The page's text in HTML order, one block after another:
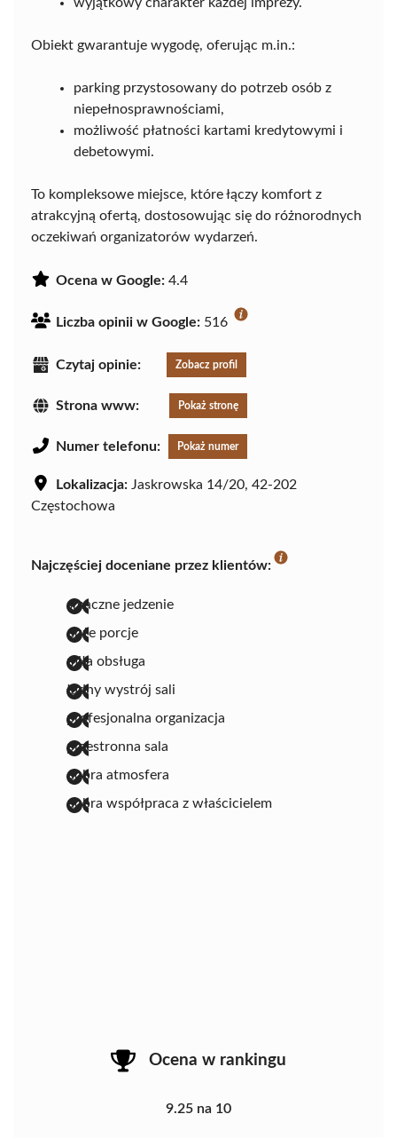
Obiekt gwarantuje wygodę, oferując m.in.:
parking przystosowany do potrzeb osób z
niepełnosprawnościami,
możliwość płatności kartami kredytowymi i
debetowymi.
To kompleksowe miejsce, które łączy komfort z
atrakcyjną ofertą, dostosowując się do różnorodnych
oczekiwań organizatorów wydarzeń.
Ocena w Google: 4.4
Liczba opinii w Google: 516
Czytaj opinie: Zobacz profil
Strona www: Pokaż stronę
Numer telefonu: Pokaż numer
Lokalizacja: Jaskrowska 14/20, 42-202
Częstochowa
Najczęściej doceniane przez klientów:
smaczne jedzenie
duże porcje
miła obsługa
ładny wystrój sali
profesjonalna organizacja
przestronna sala
dobra atmosfera
dobra współpraca z właścicielem
Ocena w rankingu
9.25 na 10